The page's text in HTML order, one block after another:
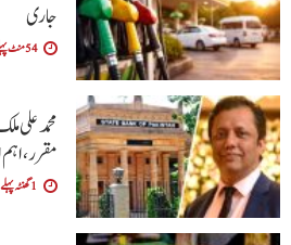
جاری
54 منٹ پہلے
محمد علی
مقرر،
1 گھنٹہ پہلے